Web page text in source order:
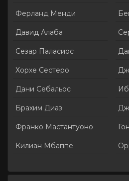
Ферланд Менди
Давид Алаба
Сезар Паласиос
Хорхе Сестеро
Дани Себальос
Брахим Диаз
Франко Мастантуоно
Килиан Мбаппе